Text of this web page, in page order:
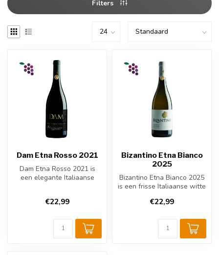
Filters
Dam Etna Rosso 2021
Dam Etna Rosso 2021 is
een elegante Italiaanse
€22,99
Bizantino Etna Bianco
2025
Bizantino Etna Bianco 2025
is een frisse Italiaanse witte
€22,99